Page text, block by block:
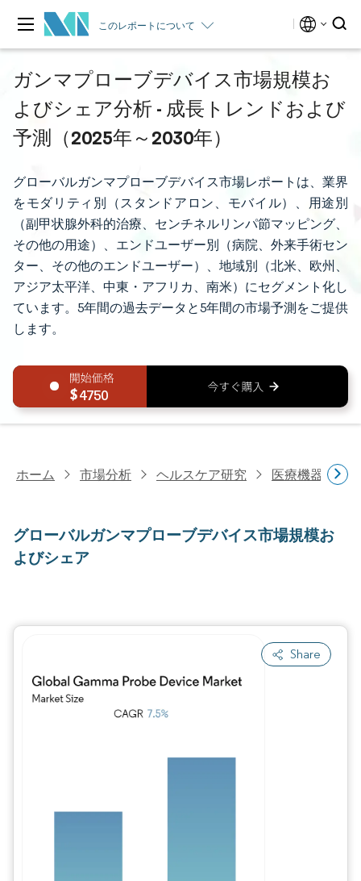
このレポートについて
ガンマプローブデバイス市場規模お
よびシェア分析 - 成長トレンドおよび
予測（2025年～2030年）
グローバルガンマプローブデバイス市場レポートは、業界
をモダリティ別（スタンドアロン、モバイル）、用途別
（副甲状腺外科的治療、センチネルリンパ節マッピング、
その他の用途）、エンドユーザー別（病院、外来手術セン
ター、その他のエンドユーザー）、地域別（北米、欧州、
アジア太平洋、中東・アフリカ、南米）にセグメント化し
ています。5年間の過去データと5年間の市場予測をご提供
します。
4750
ホーム 市場分析 ヘルスケア研究 医療機器研究
グローバルガンマプローブデバイス市場規模お
よびシェア
Share